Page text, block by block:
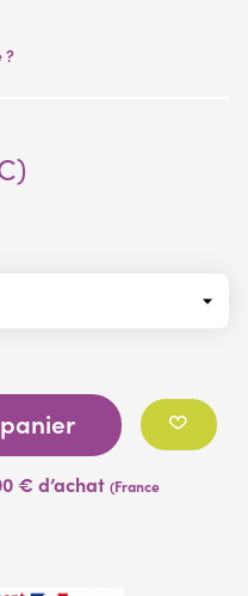
?
€ d’achat (France